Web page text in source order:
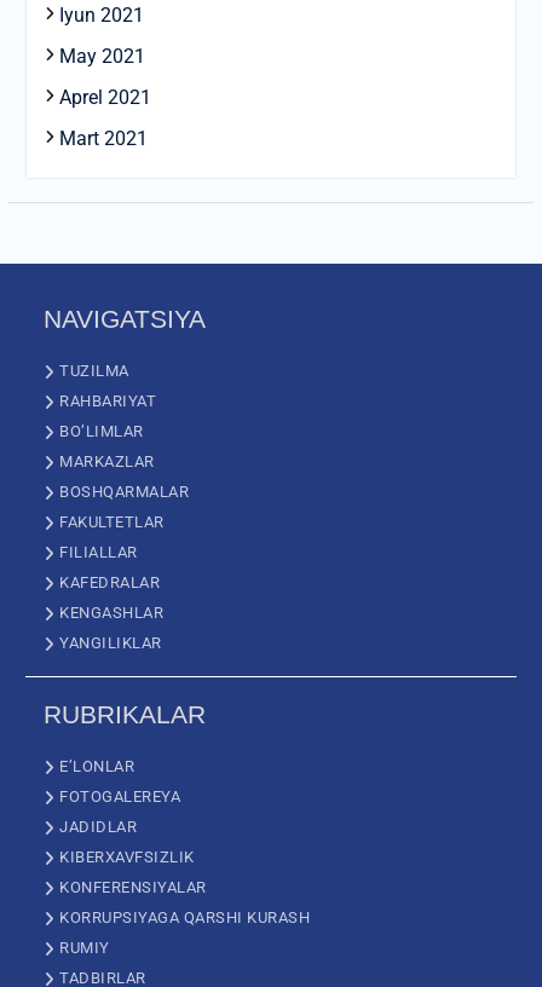
Iyun 2021
May 2021
Aprel 2021
Mart 2021
NAVIGATSIYA
TUZILMA
RAHBARIYAT
BO’LIMLAR
MARKAZLAR
BOSHQARMALAR
FAKULTETLAR
FILIALLAR
KAFEDRALAR
KENGASHLAR
YANGILIKLAR
RUBRIKALAR
E’LONLAR
FOTOGALEREYA
JADIDLAR
KIBERXAVFSIZLIK
KONFERENSIYALAR
KORRUPSIYAGA QARSHI KURASH
RUMIY
TADBIRLAR